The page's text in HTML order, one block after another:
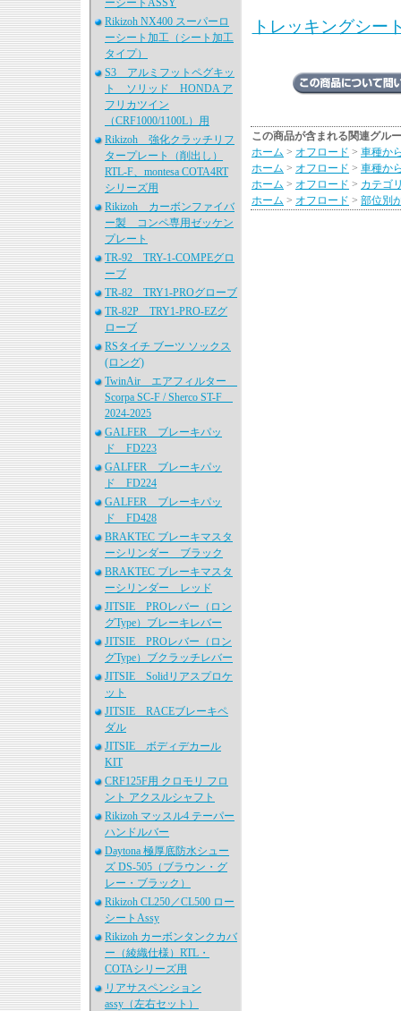
ーシートASSY
Rikizoh NX400 スーパーロ
ーシート加工（シート加工
タイプ）
S3 アルミフットペグキッ
ト ソリッド HONDA ア
フリカツイン
（CRF1000/1100L）用
Rikizoh 強化クラッチリフ
タープレート（削出し）
RTL-F、montesa COTA4RT
シリーズ用
Rikizoh カーボンファイバ
ー製 コンペ専用ゼッケン
プレート
TR-92 TRY-1-COMPEグロ
ーブ
TR-82 TRY1-PROグローブ
TR-82P TRY1-PRO-EZグ
ローブ
RSタイチ ブーツ ソックス
(ロング)
TwinAir エアフィルター
Scorpa SC-F / Sherco ST-F
2024-2025
GALFER ブレーキパッ
ド FD223
GALFER ブレーキパッ
ド FD224
GALFER ブレーキパッ
ド FD428
BRAKTEC ブレーキマスタ
ーシリンダー ブラック
BRAKTEC ブレーキマスタ
ーシリンダー レッド
JITSIE PROレバー（ロン
グType）ブレーキレバー
JITSIE PROレバー（ロン
グType）ブクラッチレバー
JITSIE Solidリアスプロケ
ット
JITSIE RACEブレーキペ
ダル
JITSIE ボディデカール
KIT
CRF125F用 クロモリ フロ
ント アクスルシャフト
Rikizoh マッスル4 テーパー
ハンドルバー
Daytona 極厚底防水シュー
ズ DS-505（ブラウン・グ
レー・ブラック）
Rikizoh CL250／CL500 ロー
シートAssy
Rikizoh カーボンタンクカバ
ー（綾織仕様）RTL・
COTAシリーズ用
リアサスペンション
assy（左右セット）
トレッキングシ
この商品が含まれる関連グル
ホーム > オフロード > 車種か
ホーム > オフロード > 車種か
ホーム > オフロード > カテゴ
ホーム > オフロード > 部位別